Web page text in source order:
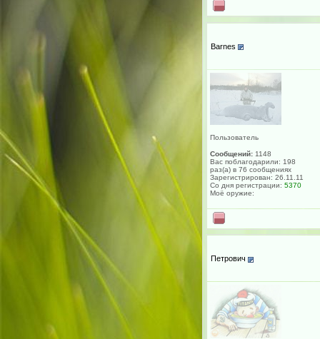
Barnes
Пользователь
Сообщений: 1148
Вас поблагодарили: 198
раз(а) в 76 сообщениях
Зарегистрирован: 26.11.11
Со дня регистрации: 5370
Моё оружие:
Петрович